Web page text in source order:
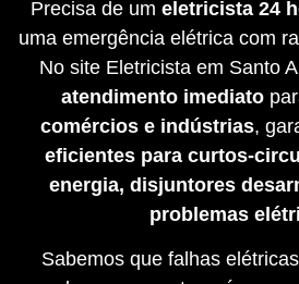
Precisa de um eletricista 24
uma emergência elétrica com
No site Eletricista em Santo
atendimento imediato
comércios e indústrias,
eficientes para curtos-
energia, disjuntores
problemas
Sabemos que falhas